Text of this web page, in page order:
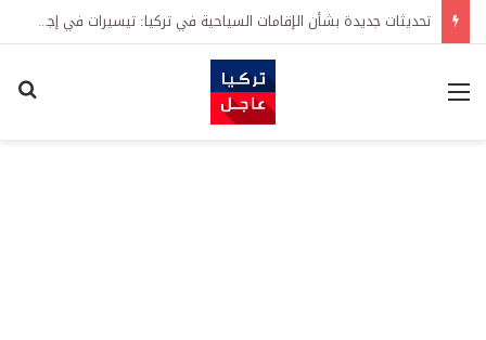
تحديثات جديدة بشأن الإقامات السياحية في تركيا: تيسيرات في إجراءات التجديد واشتراطات معززة على الطلبات الأولى
القائمة